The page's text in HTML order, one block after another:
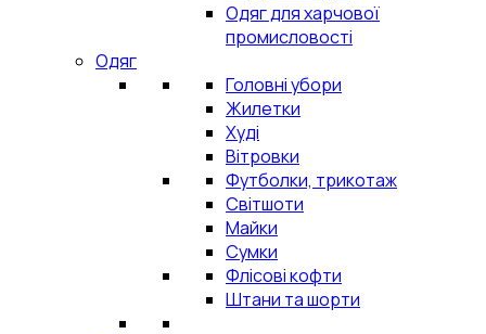
Одяг для харчової
промисловості
Одяг
Головні убори
Жилетки
Худі
Вітровки
Футболки, трикотаж
Світшоти
Майки
Сумки
Флісові кофти
Штани та шорти